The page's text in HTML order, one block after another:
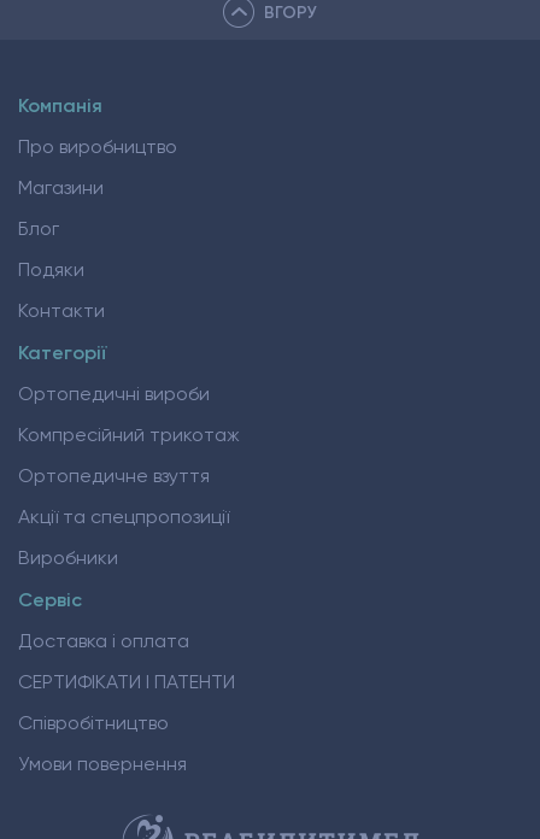
ВГОРУ
Компанія
Про виробництво
Магазини
Блог
Подяки
Контакти
Категорії
Ортопедичні вироби
Компресійний трикотаж
Ортопедичне взуття
Акції та спецпропозиції
Виробники
Сервіс
Доставка і оплата
СЕРТИФІКАТИ І ПАТЕНТИ
Співробітництво
Умови повернення